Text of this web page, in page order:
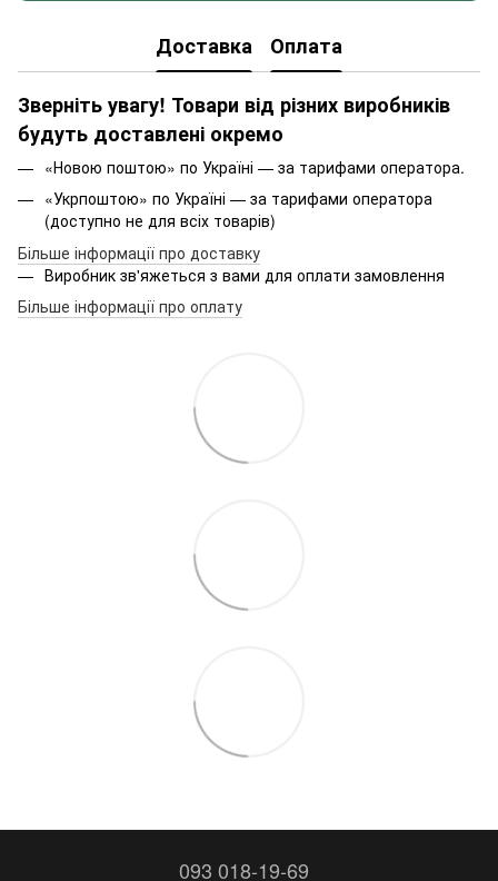
Доставка Оплата
Зверніть увагу! Товари від різних виробників
будуть доставлені окремо
«Новою поштою» по Україні — за тарифами оператора.
«Укрпоштою» по Україні — за тарифами оператора
(доступно не для всіх товарів)
Більше інформації про доставку
Виробник зв'яжеться з вами для оплати замовлення
Більше інформації про оплату
093 018-19-69